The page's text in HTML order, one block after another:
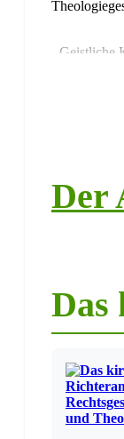
- Geistliche
- Decretum
-
- Codex
- Pius XII.:
Der
Das